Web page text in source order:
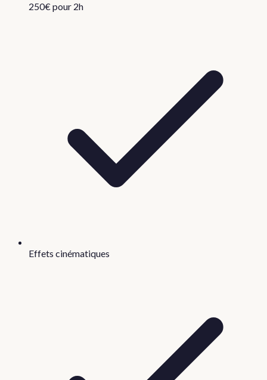
250€ pour 2h
Effets cinématiques